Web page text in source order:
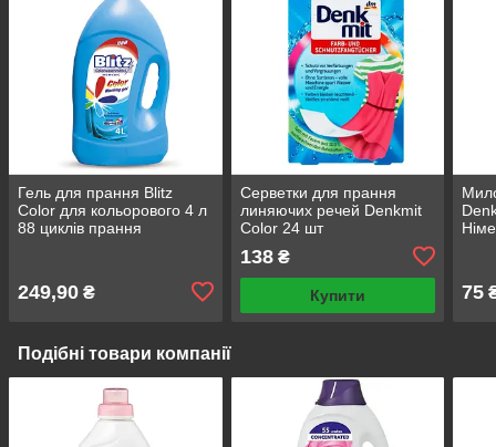
Гель для прання Blitz
Color для кольорового 4 л
88 циклів прання
249,90 ₴
Серветки для прання
линяючих речей Denkmit
Color 24 шт
138₴
Купити 75
Подібні товари компанії